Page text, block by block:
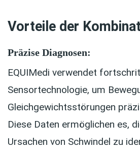
Vorteile der
Präzise Diagnosen:
EQUIMedi verwendet
Sensortechnologie, um
Gleichgewichtsstörungen
Diese Daten ermöglichen es,
Ursachen von Schwindel zu